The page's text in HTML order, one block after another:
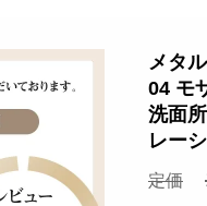
メタ
04 モ
洗面
レー
定価